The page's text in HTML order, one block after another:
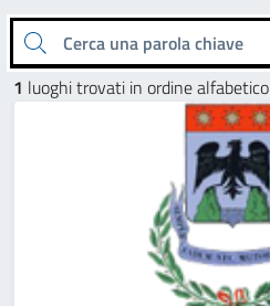
Cerca una parola chiave
1 luoghi trovati in ordine alfabetico